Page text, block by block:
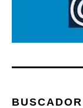
BUSCADOR